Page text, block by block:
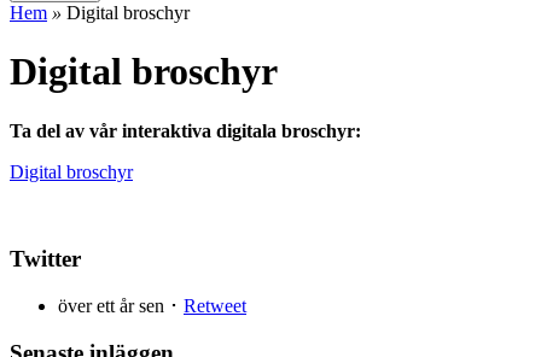
Hem » Digital broschyr
Digital broschyr
Ta del av vår interaktiva digitala broschyr:
Digital broschyr
Twitter
över ett år sen ･ Retweet